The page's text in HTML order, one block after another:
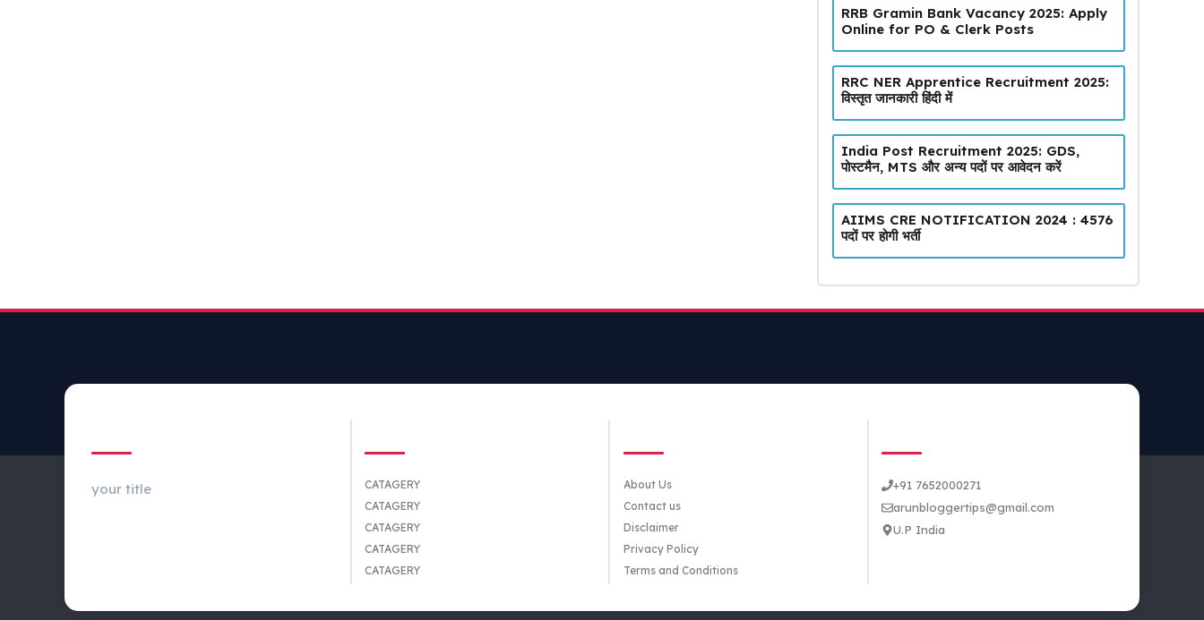
RRB Gramin Bank Vacancy 2025: Apply
Online for PO & Clerk Posts
RRC NER Apprentice Recruitment 2025:
विस्तृत जानकारी हिंदी में
India Post Recruitment 2025: GDS,
पोस्टमैन, MTS और अन्य पदों पर आवेदन करें
AIIMS CRE NOTIFICATION 2024 : 4576
पदों पर होगी भर्ती
your title
CATAGERY
CATAGERY
CATAGERY
CATAGERY
CATAGERY
About Us
Contact us
Disclaimer
Privacy Policy
Terms and Conditions
+91 7652000271
arunbloggertips@gmail.com
U.P India